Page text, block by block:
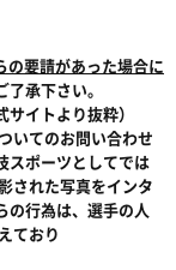
の要請があった場合に
承下さい。
イトより抜粋）
いてのお問い合わせ
スポーツとしてでは
された写真をインタ
の行為は、選手の人
ており